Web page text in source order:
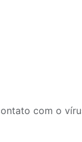
com o